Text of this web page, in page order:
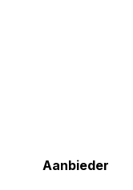
Aanbieder